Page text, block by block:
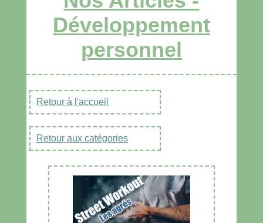
Développement
personnel
Retour à l'accueil
Retour aux catégories